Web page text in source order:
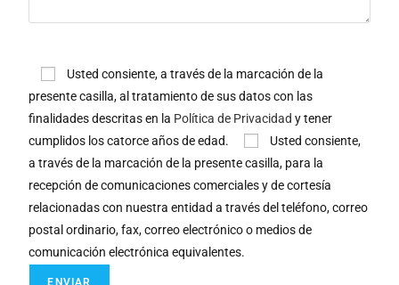
Usted consiente, a través de la marcación de la
presente casilla, al tratamiento de sus datos con las
finalidades descritas en la Política de Privacidad y tener
cumplidos los catorce años de edad.
Usted consiente,
a través de la marcación de la presente casilla, para la
recepción de comunicaciones comerciales y de cortesía
relacionadas con nuestra entidad a través del teléfono, correo
postal ordinario, fax, correo electrónico o medios de
comunicación electrónica equivalentes.